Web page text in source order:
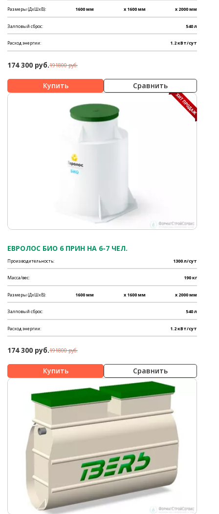
Размеры (ДхШхВ): 1600 мм x 1600 мм x 2000 мм
Залповый сброс: 540 л
Расход энергии: 1.2 кВт/сут
174 300 руб.191800 руб.
Сравнить
ЕВРОЛОС БИО 6 ПРИН НА 6-7 ЧЕЛ.
Производительность: 1300 л/сут
Масса/вес: 190 кг
Размеры (ДхШхВ): 1600 мм x 1600 мм x 2000 мм
Залповый сброс: 540 л
Расход энергии: 1.2 кВт/сут
174 300 руб.191800 руб.
Сравнить